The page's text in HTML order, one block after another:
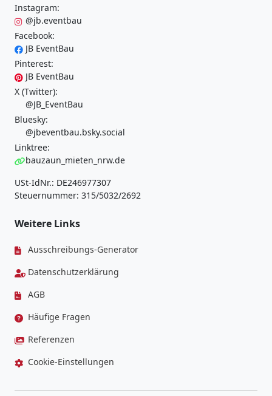
Instagram:
@jb.eventbau
Facebook:
JB EventBau
Pinterest:
JB EventBau
X (Twitter):
@JB_EventBau
Bluesky:
@jbeventbau.bsky.social
Linktree:
bauzaun_mieten_nrw.de
USt-IdNr.: DE246977307
Steuernummer: 315/5032/2692
Weitere Links
Ausschreibungs-Generator
Datenschutzerklärung
AGB
Häufige Fragen
Referenzen
Cookie-Einstellungen